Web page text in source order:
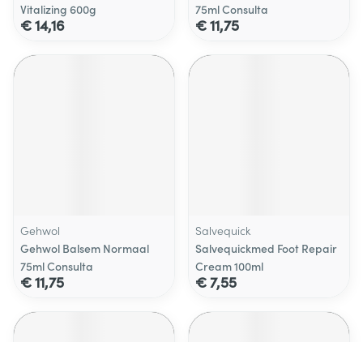
Vitalizing 600g
€ 14,16
75ml Consulta
€ 11,75
Gehwol
Gehwol Balsem Normaal
75ml Consulta
€ 11,75
Salvequick
Salvequickmed Foot Repair
Cream 100ml
€ 7,55